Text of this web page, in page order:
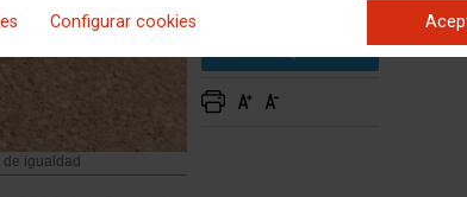
Configurar cookies
igualdad